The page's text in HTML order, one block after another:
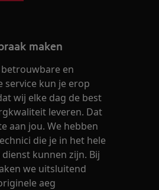
maken
en
service kun je erop
wij elke dag de best
leveren. Dat
aan jou. We hebben
die je in het hele
kunnen zijn. Bij
we uitsluitend
aeg